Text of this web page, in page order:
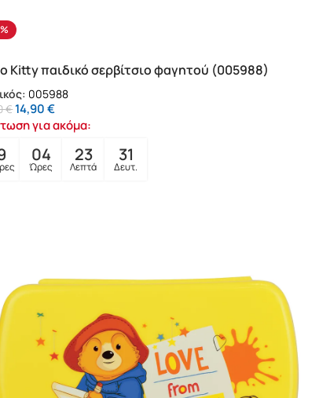
Kitty παιδικό σερβίτσιο φαγητού (005988)
005988
€14,90€
για ακόμα:
04
Ώρες
23
Λεπτά
29
Δευτ.